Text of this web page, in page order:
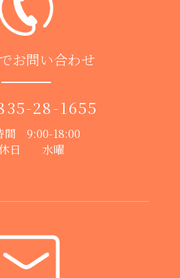
お問い合わせ
28-1655
間 9:00-18:00
日 水曜